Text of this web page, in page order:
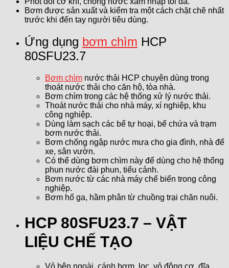
Bơm được sản xuất và kiểm tra một cách chặt chẽ nhất
trước khi đến tay người tiêu dùng.
Ứng dụng bơm chìm HCP
80SFU23.7
Bơm chìm nước thải HCP chuyên dùng trong
thoát nước thải cho căn hộ, tòa nhà.
Bơm chìm trong các hệ thống xử lý nước thải.
Thoát nước thải cho nhà máy, xí nghiệp, khu
công nghiệp.
Dùng làm sạch các bể tự hoại, bể chứa và trạm
bơm nước thải.
Bơm chống ngập nước mưa cho gia đình, nhà để
xe, sân vườn.
Có thể dùng bơm chìm này để dùng cho hệ thống
phun nước đài phun, tiểu cảnh.
Bơm nước từ các nhà máy chế biến trong công
nghiệp.
Bơm hố ga, hầm phân từ chuồng trại chăn nuôi.
HCP 80SFU23.7 – VẬT
LIỆU CHẾ TẠO
Vỏ bên ngoài, cánh bơm, lọc, vỏ động cơ, đĩa